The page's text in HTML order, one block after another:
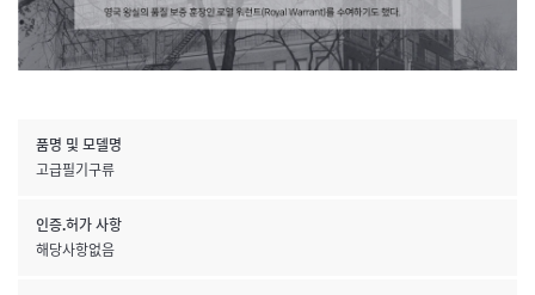
품명 및 모델명
고급필기구류
인증.허가 사항
해당사항없음